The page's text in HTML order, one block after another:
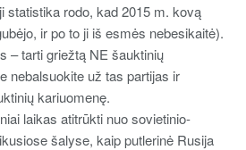
statistika rodo, kad 2015 m. kovą
ir po to ji iš esmės nebesikaitė).
– tarti griežtą NE šauktinių
nebalsuokite už tas partijas ir
kariuomenę.
laikas atitrūkti nuo sovietinio-
šalyse, kaip putlerinė Rusija